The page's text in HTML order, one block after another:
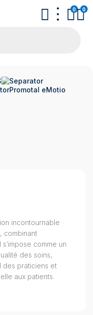
0 0
Promotal eMotio
incontournable
combinant
comme un
des soins,
des praticiens et
aux patients.